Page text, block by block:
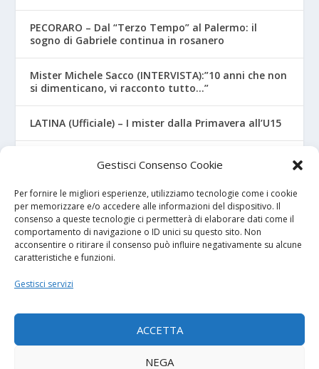
Gestisci Consenso Cookie
Per fornire le migliori esperienze, utilizziamo tecnologie come i cookie
per memorizzare e/o accedere alle informazioni del dispositivo. Il
consenso a queste tecnologie ci permetterà di elaborare dati come il
comportamento di navigazione o ID unici su questo sito. Non
acconsentire o ritirare il consenso può influire negativamente su alcune
caratteristiche e funzioni.
Gestisci servizi
ACCETTA
NEGA
PECORARO – Dal “Terzo Tempo” al Palermo: il
sogno di Gabriele continua in rosanero
Mister Michele Sacco (INTERVISTA):”10 anni che non
si dimenticano, vi racconto tutto…”
LATINA (Ufficiale) – I mister dalla Primavera all’U15
CROTONE – Primavera/Under 17, novità sui nuovi
I NOSTRI SPONSOR
Calcio Panchina
Diretta.it